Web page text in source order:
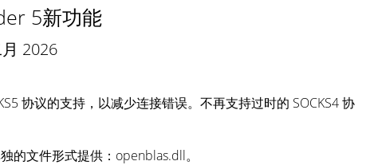
5新功能
2026
协议的支持，以减少连接错误。不再支持过时的 SOCKS4 协
的文件形式提供：openblas.dll。